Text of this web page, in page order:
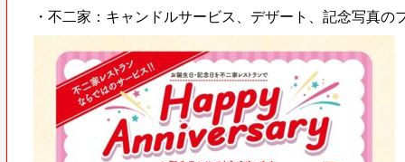
・不二家：キャンドルサービス、デザート、記念写真の